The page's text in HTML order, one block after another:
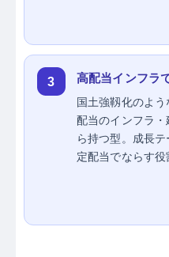
3 高配当インフラ
国土強靱化のよ
配当のインフラ
ら持つ型。成長
定配当でならす役